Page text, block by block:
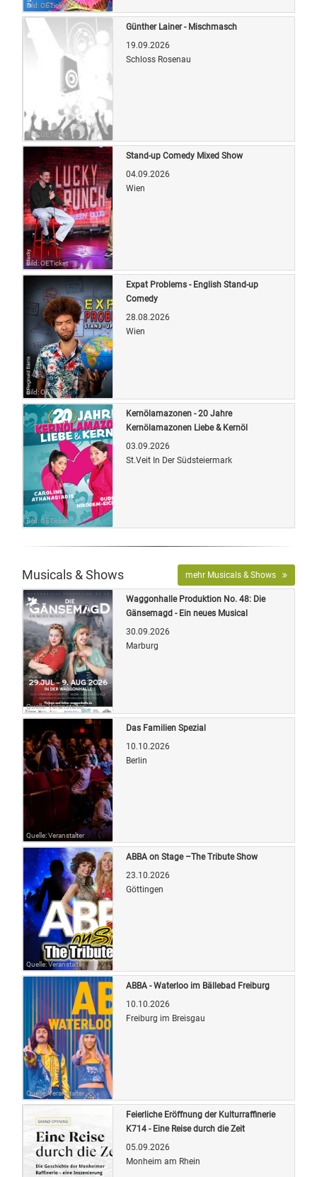
Bild: OETicket
Bild: OETicket
Günther Lainer - Mischmasch
19.09.2026
Schloss Rosenau
Bild: OETicket
Stand-up Comedy Mixed Show
04.09.2026
Wien
Bild: OETicket
Expat Problems - English Stand-up
Comedy
28.08.2026
Wien
Bild: OETicket
Kernölamazonen - 20 Jahre
Kernölamazonen Liebe & Kernöl
03.09.2026
St.Veit In Der Südsteiermark
Musicals & Shows mehr Musicals & Shows
Quelle: Veranstalter
Waggonhalle Produktion No. 48: Die
Gänsemagd - Ein neues Musical
30.09.2026
Marburg
Quelle: Veranstalter
Das Familien Spezial
10.10.2026
Berlin
Quelle: Veranstalter
ABBA on Stage –The Tribute Show
23.10.2026
Göttingen
Quelle: Veranstalter
ABBA - Waterloo im Bällebad Freiburg
10.10.2026
Freiburg im Breisgau
Feierliche Eröffnung der Kulturraffinerie
K714 - Eine Reise durch die Zeit
05.09.2026
Monheim am Rhein